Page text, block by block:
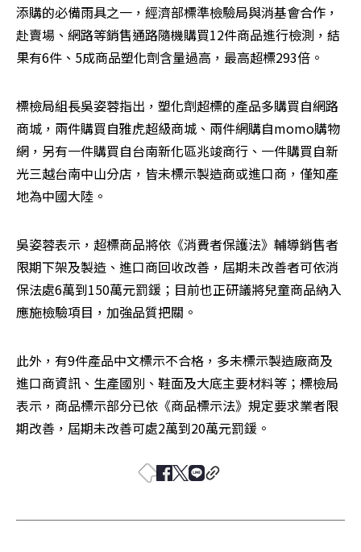
添購的必備雨具之一，經濟部標準檢驗局與消基會合作，
赴賣場、網路等銷售通路隨機購買12件商品進行檢測，結
果有6件、5成商品塑化劑含量過高，最高超標293倍。
標檢局組長吳姿蓉指出，塑化劑超標的產品多購買自網路
商城，兩件購買自雅虎超級商城、兩件網購自momo購物
網，另有一件購買自台南新化區兆竣商行、一件購買自新
光三越台南中山分店，皆未標示製造商或進口商，僅知產
地為中國大陸。
吳姿蓉表示，超標商品將依《消費者保護法》輔導銷售者
限期下架及製造、進口商回收改善，屆期未改善者可依消
保法處6萬到150萬元罰鍰；目前也正研議將兒童商品納入
應施檢驗項目，加強品質把關。
此外，有9件產品中文標示不合格，多未標示製造廠商及
進口商資訊、生產國別、鞋面及大底主要材料等；標檢局
表示，商品標示部分已依《商品標示法》規定要求業者限
期改善，屆期未改善可處2萬到20萬元罰鍰。